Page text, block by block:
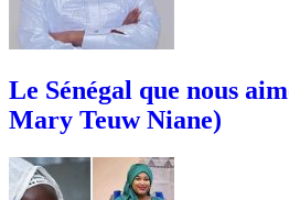
Le Sénégal que nous
Mary Teuw Niane)